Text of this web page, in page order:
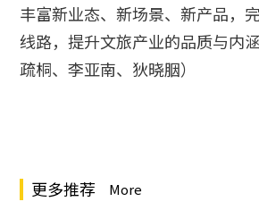
丰富新业态、新场景、新产品，
线路，提升文旅产业的品质与内
疏桐、李亚南、狄晓胭）
更多推荐 More